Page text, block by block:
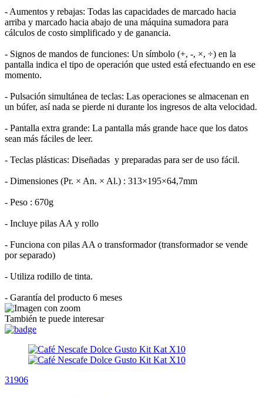
- Aumentos y rebajas: Todas las capacidades de marcado hacia
arriba y marcado hacia abajo de una máquina sumadora para
cálculos de costo simplificado y de ganancia.
- Signos de mandos de funciones: Un símbolo (+, -, ×, ÷) en la
pantalla indica el tipo de operación que usted está efectuando en ese
momento.
- Pulsación simultánea de teclas: Las operaciones se almacenan en
un búfer, así nada se pierde ni durante los ingresos de alta velocidad.
- Pantalla extra grande: La pantalla más grande hace que los datos
sean más fáciles de leer.
- Teclas plásticas: Diseñadas y preparadas para ser de uso fácil.
- Dimensiones (Pr. × An. × Al.) : 313×195×64,7mm
- Peso : 670g
- Incluye pilas AA y rollo
- Funciona con pilas AA o transformador (transformador se vende
por separado)
- Utiliza rodillo de tinta.
- Garantía del producto 6 meses
También te puede interesar
31906